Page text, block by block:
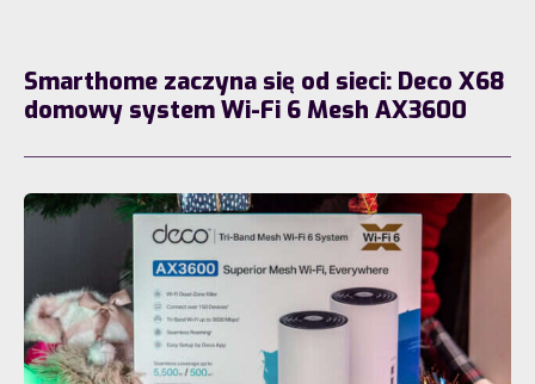
Smarthome zaczyna się od sieci: Deco X68
domowy system Wi-Fi 6 Mesh AX3600